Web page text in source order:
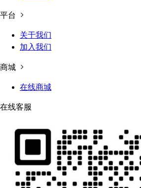
平台
关于我们
加入我们
商城
在线商城
在线客服